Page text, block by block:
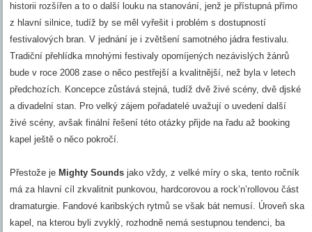
historii rozšířen a to o další louku na stanování, jenž je přístupná přímo
z hlavní silnice, tudíž by se měl vyřešit i problém s dostupností
festivalových bran. V jednání je i zvětšení samotného jádra festivalu.
Tradiční přehlídka mnohými festivaly opomíjených nezávislých žánrů
bude v roce 2008 zase o něco pestřejší a kvalitnější, než byla v letech
předchozích. Koncepce zůstává stejná, tudíž dvě živé scény, dvě djské
a divadelní stan. Pro velký zájem pořadatelé uvažují o uvedení další
živé scény, avšak finální řešení této otázky přijde na řadu až booking
kapel ještě o něco pokročí.
Přestože je Mighty Sounds jako vždy, z velké míry o ska, tento ročník
má za hlavní cíl zkvalitnit punkovou, hardcorovou a rock’n’rollovou část
dramaturgie. Fandové karibských rytmů se však bát nemusí. Úroveň ska
kapel, na kterou byli zvyklý, rozhodně nemá sestupnou tendenci, ba